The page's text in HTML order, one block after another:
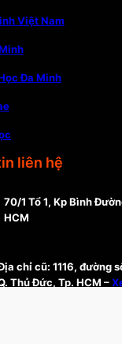
Việt Nam
Đa Minh
liên hệ
70/1 Tổ 1, Kp Bình
HCM
chỉ cũ: 1116, đường
Thủ Đức, Tp. HCM –